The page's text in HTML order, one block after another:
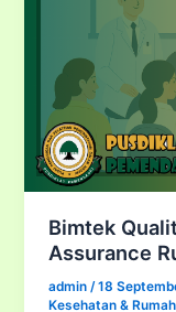
Bimtek
Assurance
admin/18
Kesehatan &